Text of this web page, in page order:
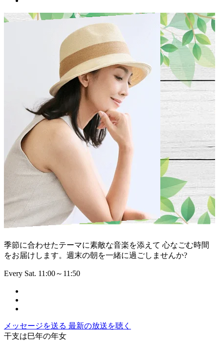
季節に合わせたテーマに素敵な音楽を添えて 心なごむ時間
をお届けします。週末の朝を一緒に過ごしませんか?
Every Sat. 11:00～11:50
メッセージを送る 最新の放送を聴く
干支は巳年の年女